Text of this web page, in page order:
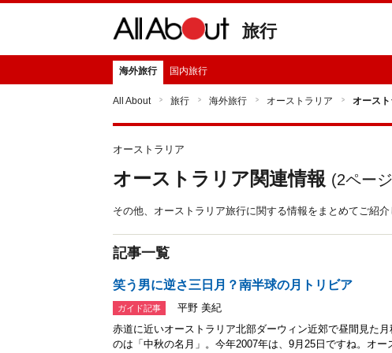
旅行
海外旅行 国内旅行
All About 旅行 海外旅行 オーストラリア オース
オーストラリア
オーストラリア関連情報 (2ペー
その他、オーストラリア旅行に関する情報をまとめてご紹介
記事一覧
笑う男に逆さ三日月？南半球の月トリビア
ガイド記事
平野 美紀
赤道に近いオーストラリア北部ダーウィン近郊で昼間見た
のは「中秋の名月」。今年2007年は、9月25日ですね。オ